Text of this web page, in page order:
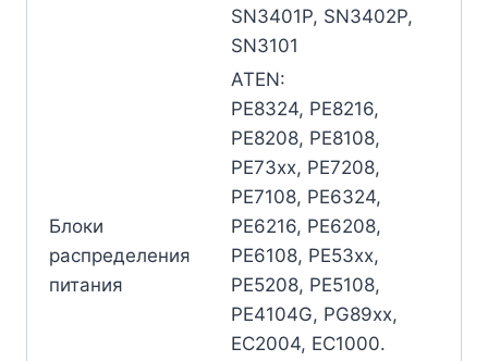
SN3401P, SN3402P,
SN3101
Блоки
распределения
питания
ATEN:
PE8324, PE8216,
PE8208, PE8108,
PE73xx, PE7208,
PE7108, PE6324,
PE6216, PE6208,
PE6108, PE53xx,
PE5208, PE5108,
PE4104G, PG89xx,
EC2004, EC1000.